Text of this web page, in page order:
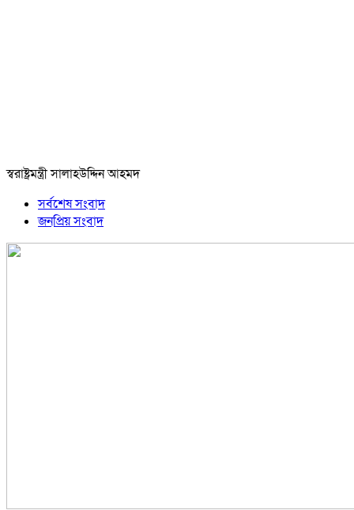
স্বরাষ্ট্রমন্ত্রী সালাহউদ্দিন আহমদ
সর্বশেষ সংবাদ
জনপ্রিয় সংবাদ